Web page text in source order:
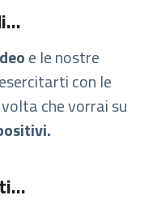
e le nostre
con le
che vorrai su